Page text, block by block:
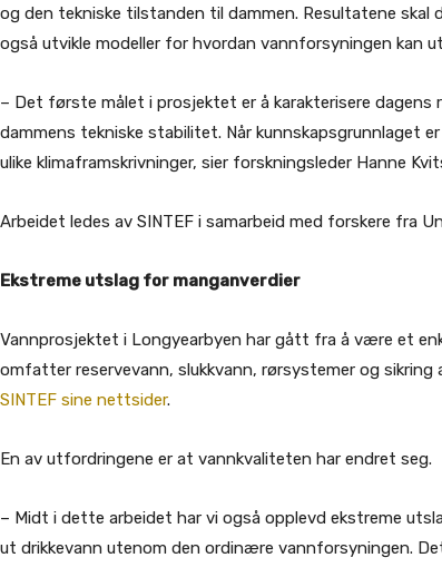
og den tekniske tilstanden til dammen. Resultatene
også utvikle modeller for hvordan vannforsyningen kan
– Det første målet i prosjektet er å karakterisere
dammens tekniske stabilitet. Når kunnskapsgrunnlaget
ulike klimaframskrivninger, sier forskningsleder Hanne
Arbeidet ledes av SINTEF i samarbeid med forskere fra
Ekstreme utslag for manganverdier
Vannprosjektet i Longyearbyen har gått fra å være et
omfatter reservevann, slukkvann, rørsystemer og
SINTEF sine nettsider.
En av utfordringene er at vannkvaliteten har endret seg.
– Midt i dette arbeidet har vi også opplevd ekstreme
ut drikkevann utenom den ordinære vannforsyningen.